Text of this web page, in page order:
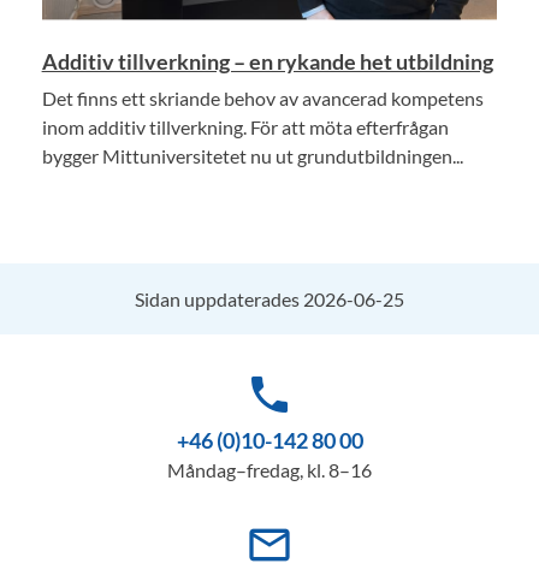
Additiv tillverkning – en rykande het utbildning
Det finns ett skriande behov av avancerad kompetens
inom additiv tillverkning. För att möta efterfrågan
bygger Mittuniversitetet nu ut grundutbildningen...
Sidan uppdaterades 2026-06-25
phone
+46 (0)10-142 80 00
Måndag–fredag, kl. 8–16
mail_outline